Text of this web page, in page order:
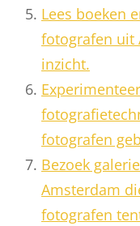
Lees boeken
fotografen uit
inzicht.
fotografen
Bezoek
Amsterdam
fotografen